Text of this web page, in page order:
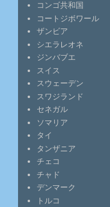
コンゴ共和国
コートジボワール
ザンビア
シエラレオネ
ジンバブエ
スイス
スウェーデン
スワジランド
セネガル
ソマリア
タイ
タンザニア
チェコ
チャド
デンマーク
トルコ